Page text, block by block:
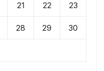
21 22 23
28 29 30